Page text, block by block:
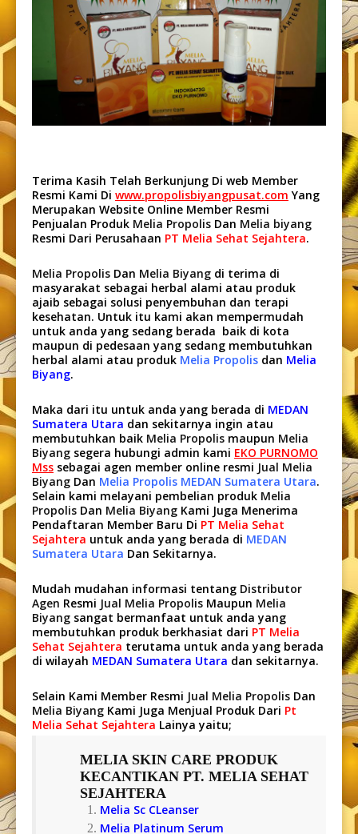
Terima Kasih Telah Berkunjung Di web Member
Resmi Kami Di www.propolisbiyangpusat.com Yang
Merupakan Website Online Member Resmi
Penjualan Produk Melia Propolis Dan Melia biyang
Resmi Dari Perusahaan PT Melia Sehat Sejahtera.
Melia Propolis Dan Melia Biyang di terima di
masyarakat sebagai herbal alami atau produk
ajaib sebagai solusi penyembuhan dan terapi
kesehatan. Untuk itu kami akan mempermudah
untuk anda yang sedang berada baik di kota
maupun di pedesaan yang sedang membutuhkan
herbal alami atau produk Melia Propolis dan Melia
Biyang.
Maka dari itu untuk anda yang berada di MEDAN
Sumatera Utara dan sekitarnya ingin atau
membutuhkan baik Melia Propolis maupun Melia
Biyang segera hubungi admin kami EKO PURNOMO
Mss sebagai agen member online resmi Jual Melia
Biyang Dan Melia Propolis MEDAN Sumatera Utara.
Selain kami melayani pembelian produk Melia
Propolis Dan Melia Biyang Kami Juga Menerima
Pendaftaran Member Baru Di PT Melia Sehat
Sejahtera untuk anda yang berada di MEDAN
Sumatera Utara Dan Sekitarnya.
Mudah mudahan informasi tentang Distributor
Agen Resmi Jual Melia Propolis Maupun Melia
Biyang sangat bermanfaat untuk anda yang
membutuhkan produk berkhasiat dari PT Melia
Sehat Sejahtera terutama untuk anda yang berada
di wilayah MEDAN Sumatera Utara dan sekitarnya.
Selain Kami Member Resmi Jual Melia Propolis Dan
Melia Biyang Kami Juga Menjual Produk Dari Pt
Melia Sehat Sejahtera Lainya yaitu;
MELIA SKIN CARE PRODUK
KECANTIKAN PT. MELIA SEHAT
SEJAHTERA
Melia Sc CLeanser
Melia Platinum Serum